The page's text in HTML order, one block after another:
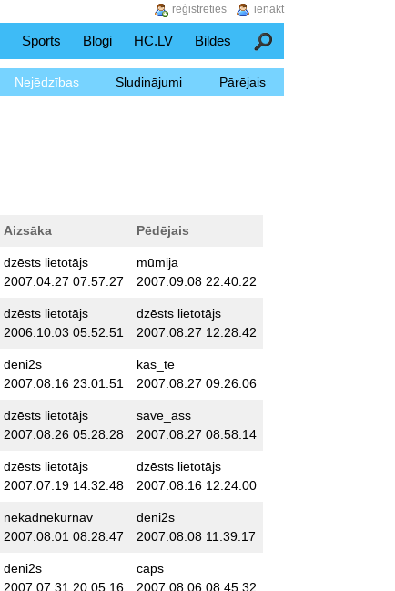
Sports Blogi HC.LV Bildes Meklēšana
Nejēdzības Sludinājumi Pārējais
Aizsāka Pēdējais
dzēsts lietotājs
2007.04.27 07:57:27
mūmija
2007.09.08 22:40:22
dzēsts lietotājs
2006.10.03 05:52:51
dzēsts lietotājs
2007.08.27 12:28:42
deni2s
2007.08.16 23:01:51
kas_te
2007.08.27 09:26:06
dzēsts lietotājs
2007.08.26 05:28:28
save_ass
2007.08.27 08:58:14
dzēsts lietotājs
2007.07.19 14:32:48
dzēsts lietotājs
2007.08.16 12:24:00
nekadnekurnav
2007.08.01 08:28:47
deni2s
2007.08.08 11:39:17
deni2s
2007.07.31 20:05:16
caps
2007.08.06 08:45:32
ienākt
reģistrēties